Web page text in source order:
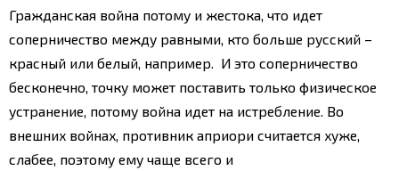
Гражданская война потому и жестока, что идет
соперничество между равными, кто больше русский –
красный или белый, например. И это соперничество
бесконечно, точку может поставить только физическое
устранение, потому война идет на истребление. Во
внешних войнах, противник априори считается хуже,
слабее, поэтому ему чаще всего и